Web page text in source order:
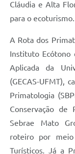
Cláudia e Alta
para o ecoturismo.
A Rota dos
Instituto Ecótono
Aplicada da
(GECAS-UFMT),
Primatologia
Conservação de
Sebrae Mato
roteiro por
Turísticos. Já a